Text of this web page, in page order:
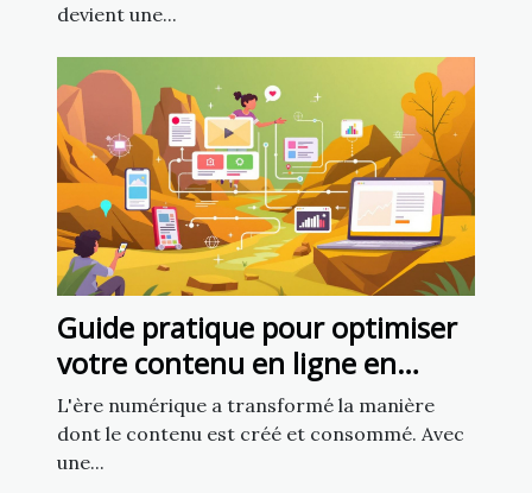
devient une...
Guide pratique pour optimiser
votre contenu en ligne en
utilisant l'intelligence artificielle
L'ère numérique a transformé la manière
dont le contenu est créé et consommé. Avec
une...